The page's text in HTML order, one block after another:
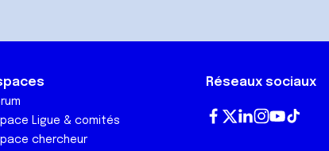
Ligue & comités
chercheur
Réseaux sociaux